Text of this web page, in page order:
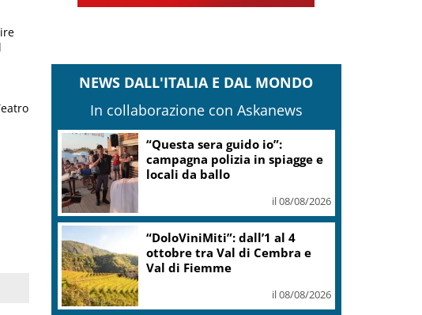
NEWS DALL'ITALIA E DAL MONDO
In collaborazione con Askanews
“Questa sera guido io”:
campagna polizia in spiagge e
locali da ballo
il 08/08/2026
“DoloViniMiti”: dall’1 al 4
ottobre tra Val di Cembra e
Val di Fiemme
il 08/08/2026